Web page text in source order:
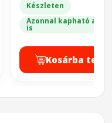
Készleten
Azonnal kapható a
is
Kosárba